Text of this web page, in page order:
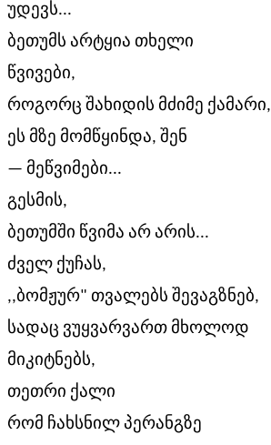
უდევს...
ბეთუმს არტყია თხელი
წვივები,
როგორც შახიდის მძიმე ქამარი,
ეს მზე მომწყინდა, შენ
— მეწვიმები...
გესმის,
ბეთუმში წვიმა არ არის...
ძველ ქუჩას,
,,ბომჟურ" თვალებს შევაგზნებ,
სადაც ვუყვარვართ მხოლოდ
მიკიტნებს,
თეთრი ქალი
რომ ჩახსნილ პერანგზე